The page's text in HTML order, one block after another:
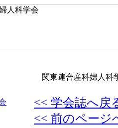
関東連合産科婦人科
<< 学会誌へ戻
<< 前のページ